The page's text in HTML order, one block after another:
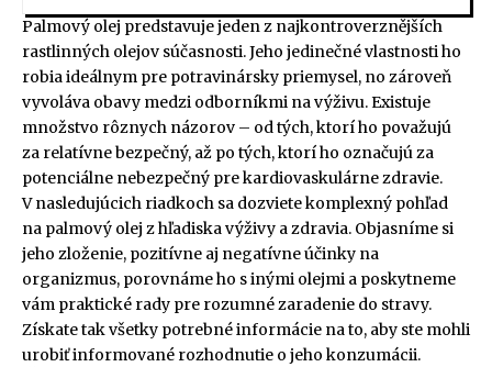
Palmový olej predstavuje jeden z najkontroverznějších
rastlinných olejov súčasnosti. Jeho jedinečné vlastnosti ho
robia ideálnym pre potravinársky priemysel, no zároveň
vyvoláva obavy medzi odborníkmi na výživu. Existuje
množstvo rôznych názorov – od tých, ktorí ho považujú
za relatívne bezpečný, až po tých, ktorí ho označujú za
potenciálne nebezpečný pre kardiovaskulárne zdravie.
V nasledujúcich riadkoch sa dozviete komplexný pohľad
na palmový olej z hľadiska výživy a zdravia. Objasníme si
jeho zloženie, pozitívne aj negatívne účinky na
organizmus, porovnáme ho s inými olejmi a poskytneme
vám praktické rady pre rozumné zaradenie do stravy.
Získate tak všetky potrebné informácie na to, aby ste mohli
urobiť informované rozhodnutie o jeho konzumácii.